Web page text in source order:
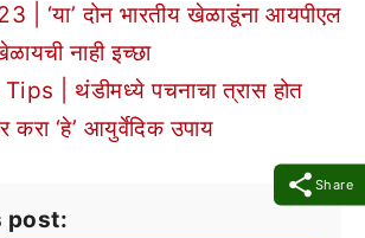
Share
| ‘या’ दोन भारतीय खेळाडूंना आयपीएल
नाही इच्छा
| थंडीमध्ये पचनाचा त्रास होत
‘हे’ आयुर्वेदिक उपाय
post: